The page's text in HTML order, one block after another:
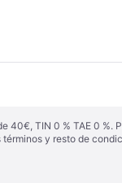
TIN 0 % TAE 0
y resto de